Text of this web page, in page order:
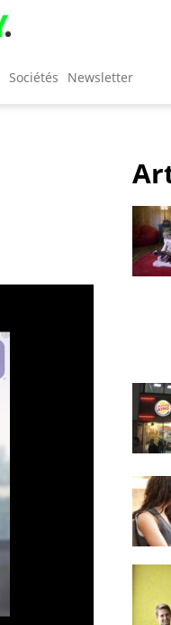
Sociétés Newsletter